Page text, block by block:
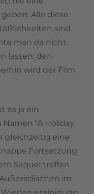
Alle diese
sind
man da nicht
lassen: den
wird der Film
es ja ein
"A Holiday
gleichzeitig eine
Fortsetzung
Sequel treffen
im